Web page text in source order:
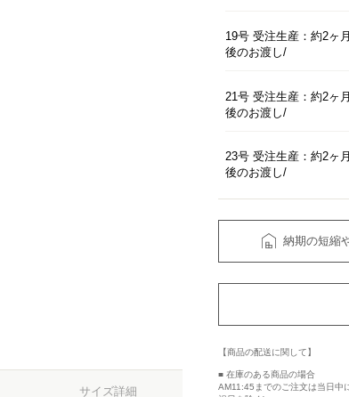
サイズ詳細
19号 受注生産：約2ヶ月
後のお渡し
21号 受注生産：約2ヶ月
後のお渡し
23号 受注生産：約2ヶ月
後のお渡し
納期の短縮
【商品の配送に関して】
■ 在庫のある商品の場合
AM11:45までのご注文は当日中